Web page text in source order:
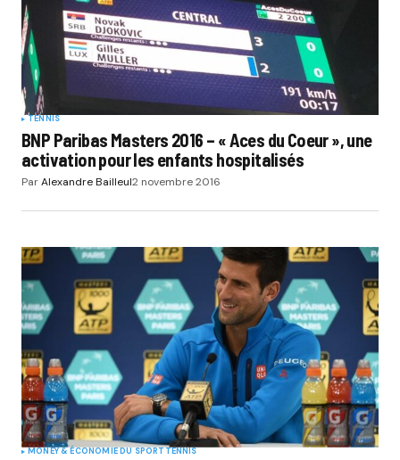
TENNIS
BNP Paribas Masters 2016 – « Aces du Coeur », une
activation pour les enfants hospitalisés
ParAlexandre Bailleul2 novembre 2016
MONEY & ÉCONOMIE DU SPORTTENNIS